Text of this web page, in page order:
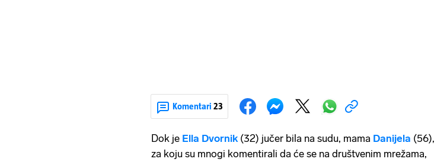
Komentari 23
Dok je Ella Dvornik (32) jučer bila na sudu, mama Danijela (56),
za koju su mnogi komentirali da će se na društvenim mrežama,